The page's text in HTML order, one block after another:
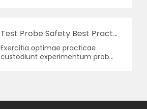
Test Probe Safety Best Practices
Exercitia optimae practicae
custodiunt experimentum probe-